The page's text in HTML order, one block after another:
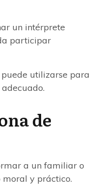
un intérprete
participar
utilizarse para
de
a un familiar o
moral y práctico.